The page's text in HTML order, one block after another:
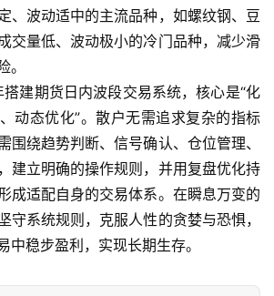
、波动适中的主流品种，如螺纹钢、豆
交量低、波动极小的冷门品种，减少滑
建期货日内波段交易系统，核心是“化
动态优化”。散户无需追求复杂的指标
围绕趋势判断、信号确认、仓位管理、
建立明确的操作规则，并用复盘优化持
成适配自身的交易体系。在瞬息万变的
守系统规则，克服人性的贪婪与恐惧，
中稳步盈利，实现长期生存。